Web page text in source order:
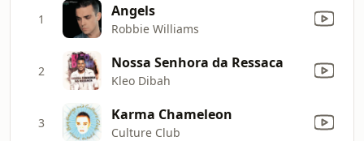
1 Angels
Robbie Williams
2 Nossa Senhora da Ressaca
Kleo Dibah
3 Karma Chameleon
Culture Club